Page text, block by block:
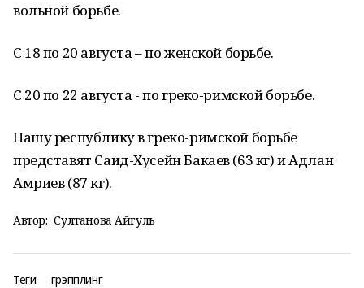
вольной борьбе.
С 18 по 20 августа – по женской борьбе.
С 20 по 22 августа - по греко-римской борьбе.
Нашу республику в греко-римской борьбе
представят Саид-Хусейн Бакаев (63 кг) и Адлан
Амриев (87 кг).
Автор: Султанова Айгуль
Теги: грэпплинг